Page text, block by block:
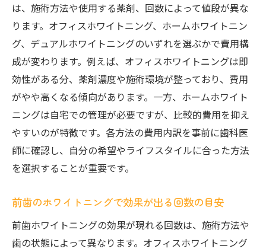
は、施術方法や使用する薬剤、回数によって値段が異な
ります。オフィスホワイトニング、ホームホワイトニン
グ、デュアルホワイトニングのいずれを選ぶかで費用構
成が変わります。例えば、オフィスホワイトニングは即
効性がある分、薬剤濃度や施術環境が整っており、費用
がやや高くなる傾向があります。一方、ホームホワイト
ニングは自宅での管理が必要ですが、比較的費用を抑え
やすいのが特徴です。各方法の費用内訳を事前に歯科医
師に確認し、自分の希望やライフスタイルに合った方法
を選択することが重要です。
前歯のホワイトニングで効果が出る回数の目安
前歯ホワイトニングの効果が現れる回数は、施術方法や
歯の状態によって異なります。オフィスホワイトニング